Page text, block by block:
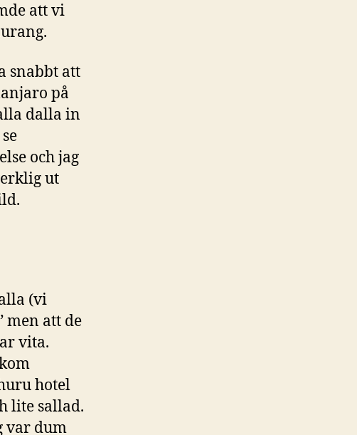
att vi
snabbt att
på
dalla in
och jag
ut
(vi
men att de
vita.
hotel
lite sallad.
var dum